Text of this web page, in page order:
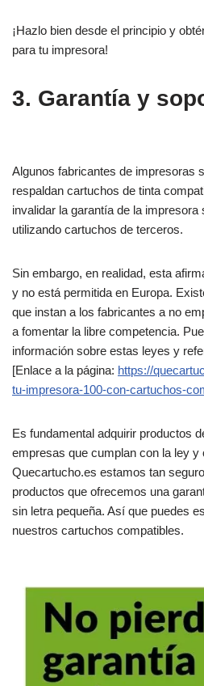
¡Hazlo bien desde el principio y
para tu impresora!
3. Garantía y
Algunos fabricantes de impresoras
respaldan cartuchos de tinta
invalidar la garantía de la
utilizando cartuchos de terceros.
Sin embargo, en realidad, esta
y no está permitida en Europa.
que instan a los fabricantes a no
a fomentar la libre competencia.
información sobre estas leyes y
[Enlace a la página: https://
tu-impresora-100-con-cartuchos-
Es fundamental adquirir productos
empresas que cumplan con la ley
Quecartucho.es estamos tan
productos que ofrecemos una
sin letra pequeña. Así que puedes
nuestros cartuchos compatibles.